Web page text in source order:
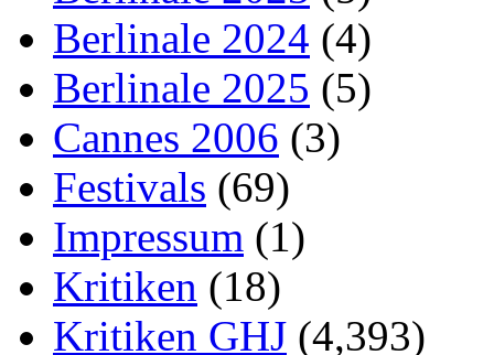
Berlinale 2024 (4)
Berlinale 2025 (5)
Cannes 2006 (3)
Festivals (69)
Impressum (1)
Kritiken (18)
Kritiken GHJ (4,393)